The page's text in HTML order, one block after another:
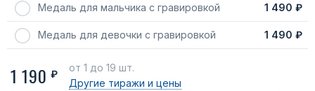
Медаль для мальчика с гравировкой 1 490 ₽
Медаль для девочки с гравировкой 1 490 ₽
1 190 ₽
от 1 до 19 шт.
Другие тиражи и цены